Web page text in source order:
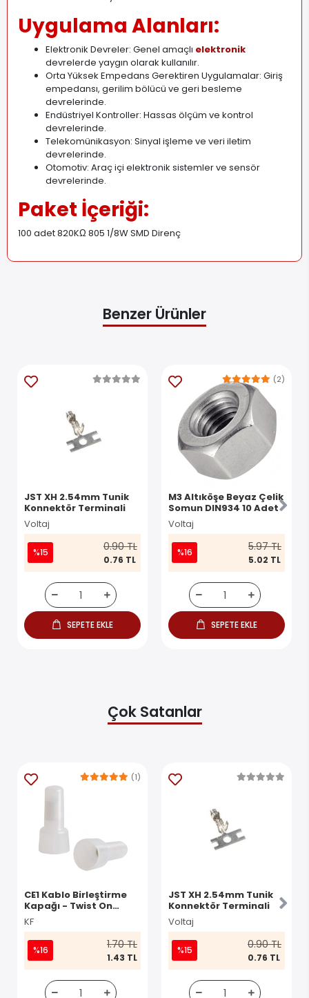
Uygulama Alanları:
Elektronik Devreler: Genel amaçlı elektronik
devrelerde yaygın olarak kullanılır.
Orta Yüksek Empedans Gerektiren Uygulamalar: Giriş
empedansı, gerilim bölücü ve geri besleme
devrelerinde.
Endüstriyel Kontroller: Hassas ölçüm ve kontrol
devrelerinde.
Telekomünikasyon: Sinyal işleme ve veri iletim
devrelerinde.
Otomotiv: Araç içi elektronik sistemler ve sensör
devrelerinde.
Paket İçeriği:
100 adet 820KΩ 805 1/8W SMD Direnç
Benzer Ürünler
JST XH 2.54mm Tunik
Konnektör Terminali
Voltaj
%15 0.90 TL
0.76 TL
SEPETE EKLE
M3 Altıköşe Beyaz Çelik
Somun DIN934 10 Adet
Voltaj
(2)
%16 5.97 TL
5.02 TL
SEPETE EKLE
Çok Satanlar
CE1 Kablo Birleştirme
Kapağı - Twist On
Konnektör
KF
(1)
%16 1.70 TL
1.43 TL
JST XH 2.54mm Tunik
Konnektör Terminali
Voltaj
%15 0.90 TL
0.76 TL